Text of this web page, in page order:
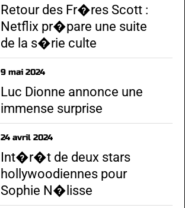
Retour des Fr�res Scott :
Netflix pr�pare une suite
de la s�rie culte
9 mai 2024
Luc Dionne annonce une
immense surprise
24 avril 2024
Int�r�t de deux stars
hollywoodiennes pour
Sophie N�lisse